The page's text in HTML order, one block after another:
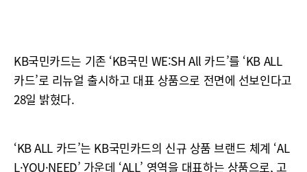
KB국민카드는 기존 ‘KB국민 WE:SH All 카드’를 ‘KB ALL
카드’로 리뉴얼 출시하고 대표 상품으로 전면에 선보인다고
28일 밝혔다.
‘KB ALL 카드’는 KB국민카드의 신규 상품 브랜드 체계 ‘AL
L·YOU·NEED’ 가운데 ‘ALL’ 영역을 대표하는 상품으로, 고